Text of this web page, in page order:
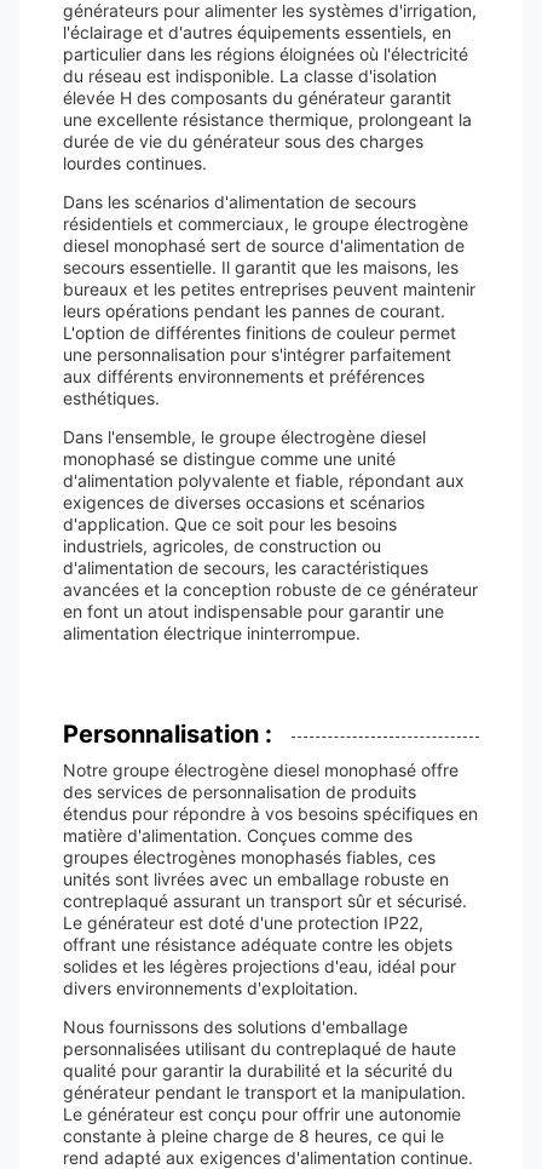
générateurs pour alimenter les systèmes d'irrigation,
l'éclairage et d'autres équipements essentiels, en
particulier dans les régions éloignées où l'électricité
du réseau est indisponible. La classe d'isolation
élevée H des composants du générateur garantit
une excellente résistance thermique, prolongeant la
durée de vie du générateur sous des charges
lourdes continues.
Dans les scénarios d'alimentation de secours
résidentiels et commerciaux, le groupe électrogène
diesel monophasé sert de source d'alimentation de
secours essentielle. Il garantit que les maisons, les
bureaux et les petites entreprises peuvent maintenir
leurs opérations pendant les pannes de courant.
L'option de différentes finitions de couleur permet
une personnalisation pour s'intégrer parfaitement
aux différents environnements et préférences
esthétiques.
Dans l'ensemble, le groupe électrogène diesel
monophasé se distingue comme une unité
d'alimentation polyvalente et fiable, répondant aux
exigences de diverses occasions et scénarios
d'application. Que ce soit pour les besoins
industriels, agricoles, de construction ou
d'alimentation de secours, les caractéristiques
avancées et la conception robuste de ce générateur
en font un atout indispensable pour garantir une
alimentation électrique ininterrompue.
Personnalisation :
Notre groupe électrogène diesel monophasé offre
des services de personnalisation de produits
étendus pour répondre à vos besoins spécifiques en
matière d'alimentation. Conçues comme des
groupes électrogènes monophasés fiables, ces
unités sont livrées avec un emballage robuste en
contreplaqué assurant un transport sûr et sécurisé.
Le générateur est doté d'une protection IP22,
offrant une résistance adéquate contre les objets
solides et les légères projections d'eau, idéal pour
divers environnements d'exploitation.
Nous fournissons des solutions d'emballage
personnalisées utilisant du contreplaqué de haute
qualité pour garantir la durabilité et la sécurité du
générateur pendant le transport et la manipulation.
Le générateur est conçu pour offrir une autonomie
constante à pleine charge de 8 heures, ce qui le
rend adapté aux exigences d'alimentation continue.